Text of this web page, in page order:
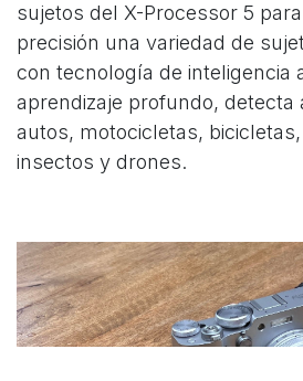
sujetos del X-Processor 5
precisión una variedad de
con tecnología de inteligencia
aprendizaje profundo, detecta
autos, motocicletas,
insectos y drones.